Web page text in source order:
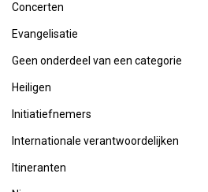
Concerten
Evangelisatie
Geen onderdeel van een categorie
Heiligen
Initiatiefnemers
Internationale verantwoordelijken
Itineranten